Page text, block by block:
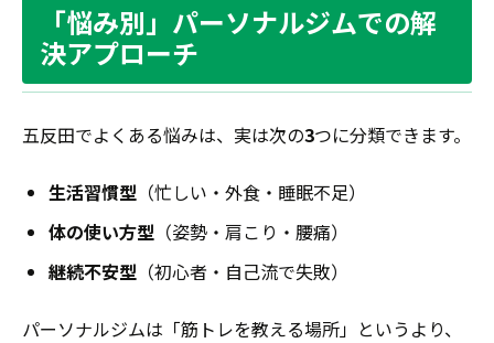
「悩み別」パーソナルジムでの解
決アプローチ
五反田でよくある悩みは、実は次の3つに分類できます。
生活習慣型 （忙しい・外食・睡眠不足）
体の使い方型 （姿勢・肩こり・腰痛）
継続不安型 （初心者・自己流で失敗）
パーソナルジムは「筋トレを教える場所」というより、